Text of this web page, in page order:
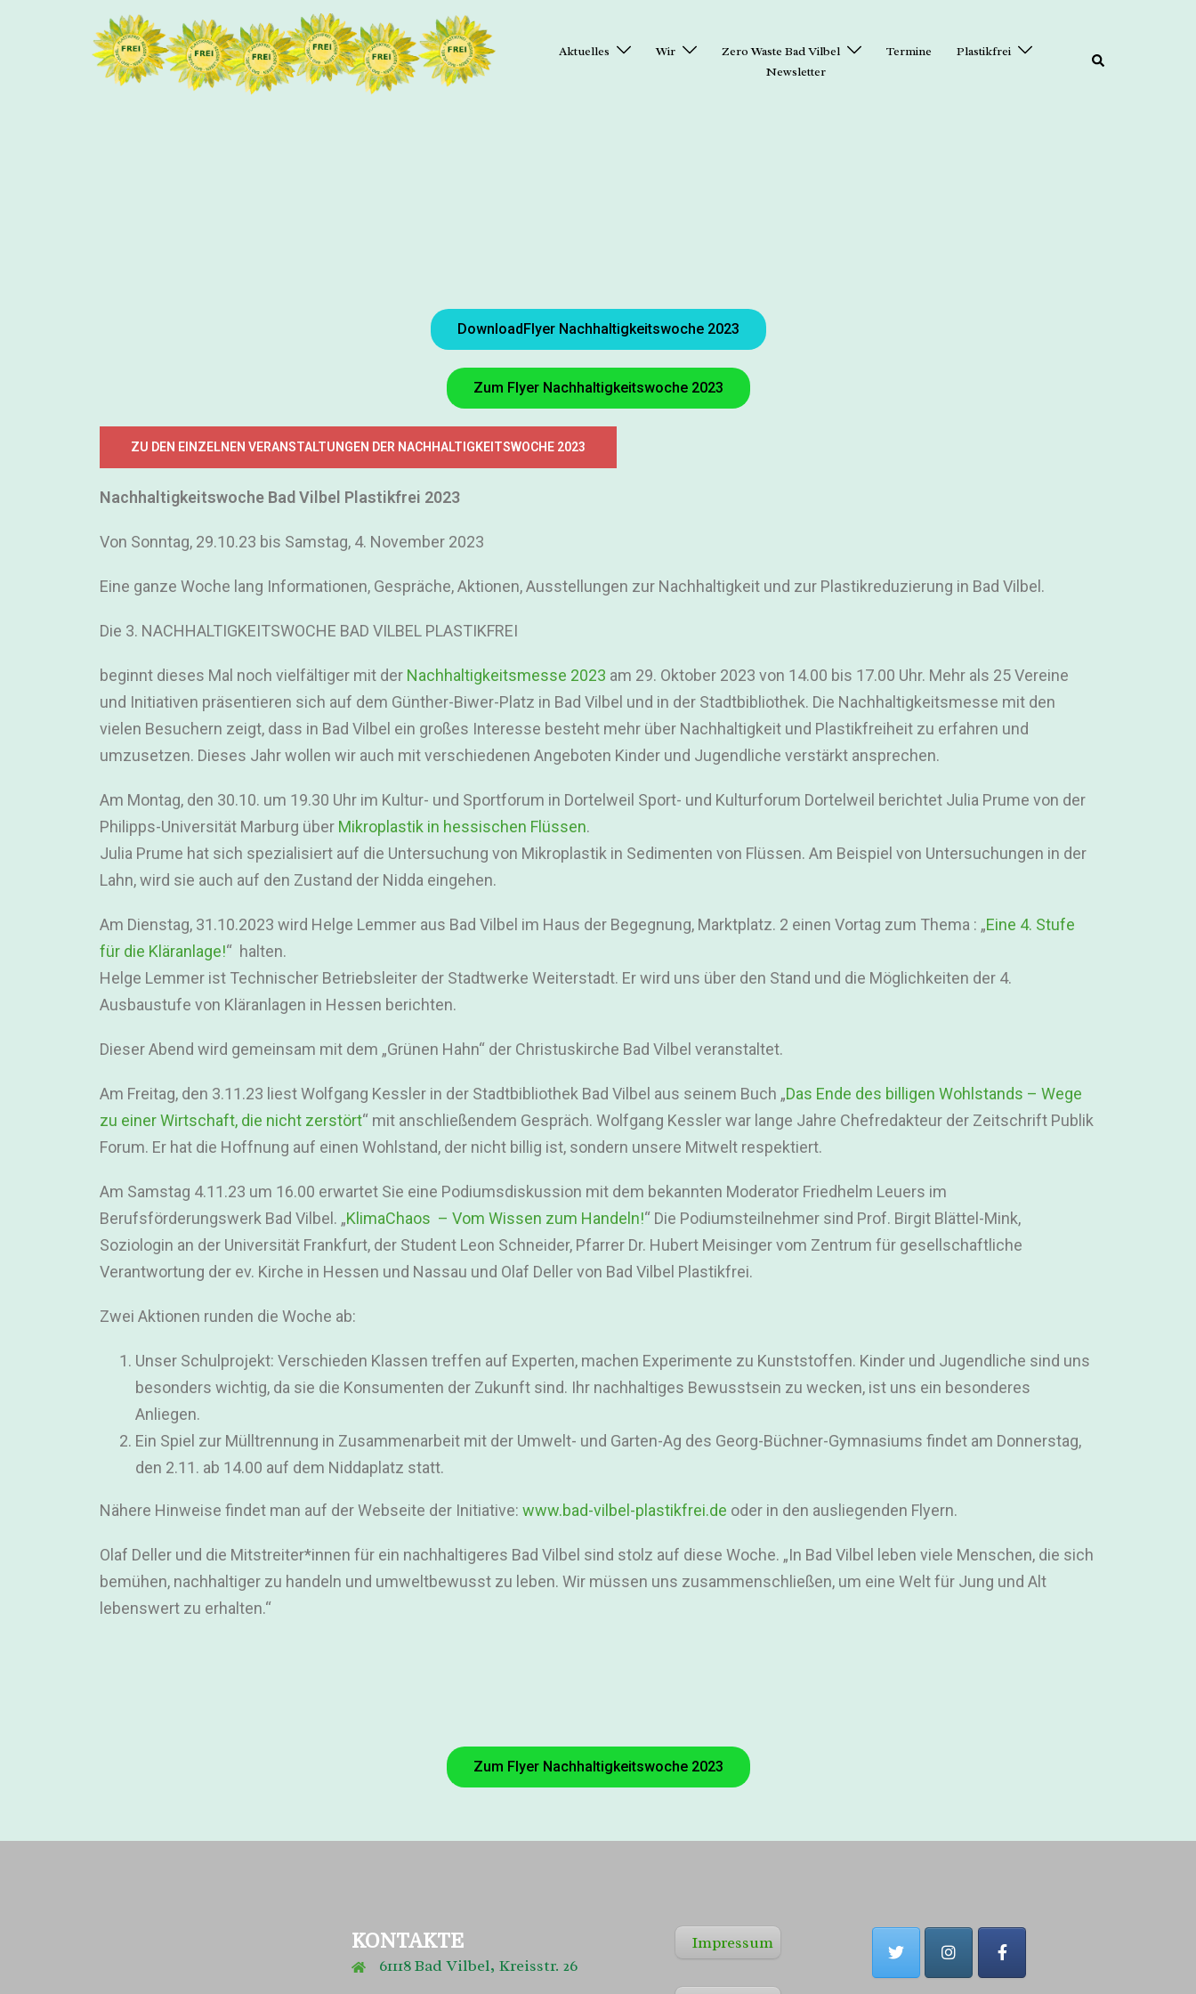
Aktuelles Wir Zero Waste Bad Vilbel Termine
Plastikfrei
Newsletter
DownloadFlyer Nachhaltigkeitswoche 2023
Zum Flyer Nachhaltigkeitswoche 2023
ZU DEN EINZELNEN VERANSTALTUNGEN DER NACHHALTIGKEITSWOCHE 2023
Nachhaltigkeitswoche Bad Vilbel Plastikfrei 2023
Von Sonntag, 29.10.23 bis Samstag, 4. November 2023
Eine ganze Woche lang Informationen, Gespräche, Aktionen, Ausstellungen zur Nachhaltigkeit und zur Plastikreduzierung in Bad Vilbel.
Die 3. NACHHALTIGKEITSWOCHE BAD VILBEL PLASTIKFREI
beginnt dieses Mal noch vielfältiger mit der Nachhaltigkeitsmesse 2023 am 29. Oktober 2023 von 14.00 bis 17.00 Uhr. Mehr als 25 Vereine
und Initiativen präsentieren sich auf dem Günther-Biwer-Platz in Bad Vilbel und in der Stadtbibliothek. Die Nachhaltigkeitsmesse mit den
vielen Besuchern zeigt, dass in Bad Vilbel ein großes Interesse besteht mehr über Nachhaltigkeit und Plastikfreiheit zu erfahren und
umzusetzen. Dieses Jahr wollen wir auch mit verschiedenen Angeboten Kinder und Jugendliche verstärkt ansprechen.
Am Montag, den 30.10. um 19.30 Uhr im Kultur- und Sportforum in Dortelweil Sport- und Kulturforum Dortelweil berichtet Julia Prume von der
Philipps-Universität Marburg über Mikroplastik in hessischen Flüssen.
Julia Prume hat sich spezialisiert auf die Untersuchung von Mikroplastik in Sedimenten von Flüssen. Am Beispiel von Untersuchungen in der
Lahn, wird sie auch auf den Zustand der Nidda eingehen.
Am Dienstag, 31.10.2023 wird Helge Lemmer aus Bad Vilbel im Haus der Begegnung, Marktplatz. 2 einen Vortag zum Thema : „Eine 4. Stufe
für die Kläranlage!“ halten.
Helge Lemmer ist Technischer Betriebsleiter der Stadtwerke Weiterstadt. Er wird uns über den Stand und die Möglichkeiten der 4.
Ausbaustufe von Kläranlagen in Hessen berichten.
Dieser Abend wird gemeinsam mit dem „Grünen Hahn“ der Christuskirche Bad Vilbel veranstaltet.
Am Freitag, den 3.11.23 liest Wolfgang Kessler in der Stadtbibliothek Bad Vilbel aus seinem Buch „Das Ende des billigen Wohlstands – Wege
zu einer Wirtschaft, die nicht zerstört“ mit anschließendem Gespräch. Wolfgang Kessler war lange Jahre Chefredakteur der Zeitschrift Publik
Forum. Er hat die Hoffnung auf einen Wohlstand, der nicht billig ist, sondern unsere Mitwelt respektiert.
Am Samstag 4.11.23 um 16.00 erwartet Sie eine Podiumsdiskussion mit dem bekannten Moderator Friedhelm Leuers im
Berufsförderungswerk Bad Vilbel. „KlimaChaos – Vom Wissen zum Handeln!“ Die Podiumsteilnehmer sind Prof. Birgit Blättel-Mink,
Soziologin an der Universität Frankfurt, der Student Leon Schneider, Pfarrer Dr. Hubert Meisinger vom Zentrum für gesellschaftliche
Verantwortung der ev. Kirche in Hessen und Nassau und Olaf Deller von Bad Vilbel Plastikfrei.
Zwei Aktionen runden die Woche ab:
Unser Schulprojekt: Verschieden Klassen treffen auf Experten, machen Experimente zu Kunststoffen. Kinder und Jugendliche sind uns
besonders wichtig, da sie die Konsumenten der Zukunft sind. Ihr nachhaltiges Bewusstsein zu wecken, ist uns ein besonderes
Anliegen.
Ein Spiel zur Mülltrennung in Zusammenarbeit mit der Umwelt- und Garten-Ag des Georg-Büchner-Gymnasiums findet am Donnerstag,
den 2.11. ab 14.00 auf dem Niddaplatz statt.
Nähere Hinweise findet man auf der Webseite der Initiative: www.bad-vilbel-plastikfrei.de oder in den ausliegenden Flyern.
Olaf Deller und die Mitstreiter*innen für ein nachhaltigeres Bad Vilbel sind stolz auf diese Woche. „In Bad Vilbel leben viele Menschen, die sich
bemühen, nachhaltiger zu handeln und umweltbewusst zu leben. Wir müssen uns zusammenschließen, um eine Welt für Jung und Alt
lebenswert zu erhalten.“
Zum Flyer Nachhaltigkeitswoche 2023
KONTAKTE
61118 Bad Vilbel, Kreisstr. 26
Impressum